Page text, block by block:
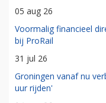
05 aug 26
Voormalig financieel
bij ProRail
31 jul 26
Groningen vanaf nu
uur rijden'